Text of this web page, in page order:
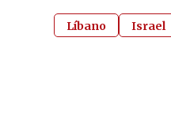
Líbano Israel